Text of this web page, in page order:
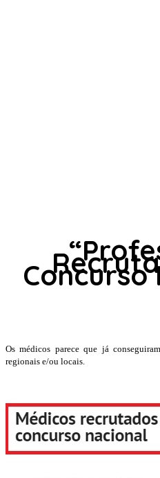
Concurso
Os médicos parece que já
regionais e/ou locais.